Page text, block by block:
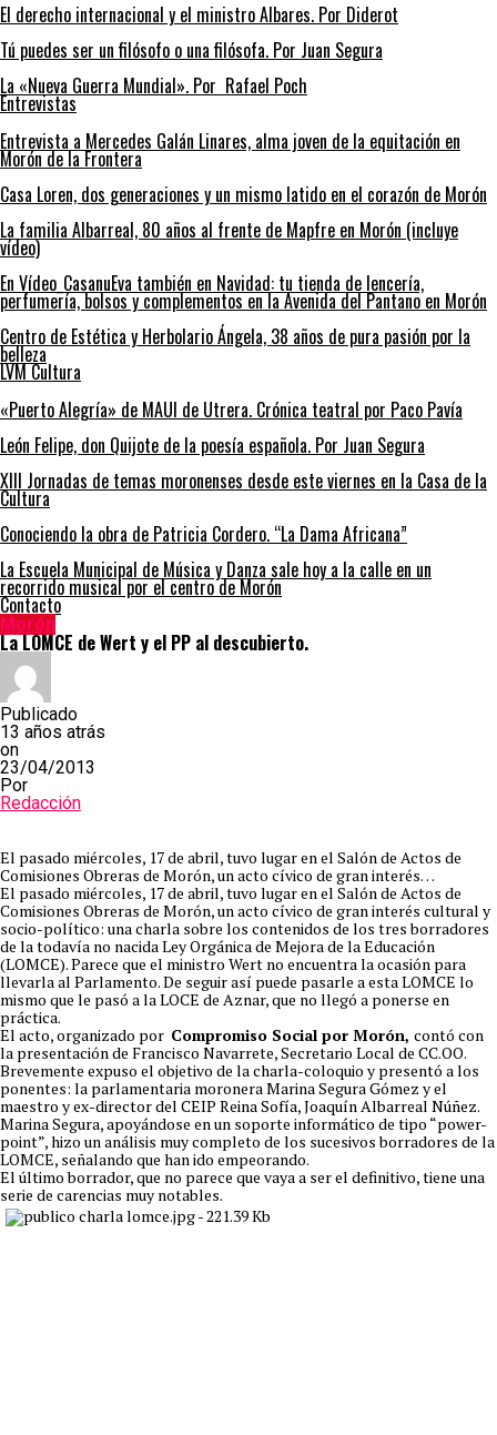
El derecho internacional y el ministro Albares. Por Diderot
Tú puedes ser un filósofo o una filósofa. Por Juan Segura
La «Nueva Guerra Mundial». Por Rafael Poch
Entrevistas
Entrevista a Mercedes Galán Linares, alma joven de la equitación en
Morón de la Frontera
Casa Loren, dos generaciones y un mismo latido en el corazón de Morón
La familia Albarreal, 80 años al frente de Mapfre en Morón (incluye
vídeo)
En Vídeo_CasanuEva también en Navidad: tu tienda de lencería,
perfumería, bolsos y complementos en la Avenida del Pantano en Morón
Centro de Estética y Herbolario Ángela, 38 años de pura pasión por la
belleza
LVM Cultura
«Puerto Alegría» de MAUI de Utrera. Crónica teatral por Paco Pavía
León Felipe, don Quijote de la poesía española. Por Juan Segura
XIII Jornadas de temas moronenses desde este viernes en la Casa de la
Cultura
Conociendo la obra de Patricia Cordero. “La Dama Africana”
La Escuela Municipal de Música y Danza sale hoy a la calle en un
recorrido musical por el centro de Morón
Contacto
Morón
La LOMCE de Wert y el PP al descubierto.
Publicado
13 años atrás
on
23/04/2013
Por
Redacción
El pasado miércoles, 17 de abril, tuvo lugar en el Salón de Actos de
Comisiones Obreras de Morón, un acto cívico de gran interés…
El pasado miércoles, 17 de abril, tuvo lugar en el Salón de Actos de
Comisiones Obreras de Morón, un acto cívico de gran interés cultural y
socio-político: una charla sobre los contenidos de los tres borradores
de la todavía no nacida Ley Orgánica de Mejora de la Educación
(LOMCE). Parece que el ministro Wert no encuentra la ocasión para
llevarla al Parlamento. De seguir así puede pasarle a esta LOMCE lo
mismo que le pasó a la LOCE de Aznar, que no llegó a ponerse en
práctica.
El acto, organizado por Compromiso Social por Morón, contó con
la presentación de Francisco Navarrete, Secretario Local de CC.OO.
Brevemente expuso el objetivo de la charla-coloquio y presentó a los
ponentes: la parlamentaria moronera Marina Segura Gómez y el
maestro yex-director del CEIP Reina Sofía, Joaquín Albarreal Núñez.
Marina Segura, apoyándose en un soporte informático de tipo “power-
point”, hizo un análisis muy completo de los sucesivos borradores de la
LOMCE, señalando que han ido empeorando.
El último borrador, que no parece que vaya a ser el definitivo, tiene una
serie de carencias muy notables.